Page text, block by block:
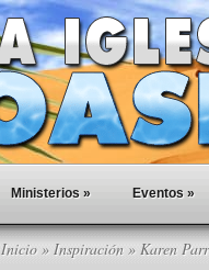
Ministerios » Eventos »
Inicio » Inspiración » Karen